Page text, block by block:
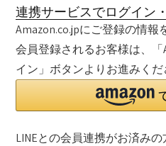
連携サービスでログイン
Amazon.co.jpにご登録の情
会員登録されるお客様は、
イン」ボタンよりお進みくだ
LINEとの会員連携がお済みの